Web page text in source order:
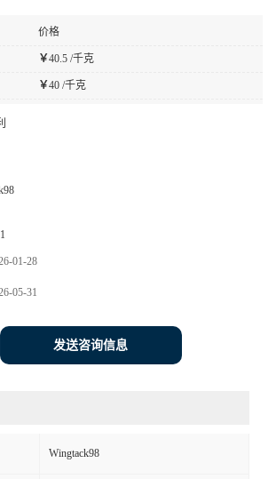
价格
￥40.5 /千克
￥40 /千克
01-28
05-31
发送咨询信息
Wingtack98